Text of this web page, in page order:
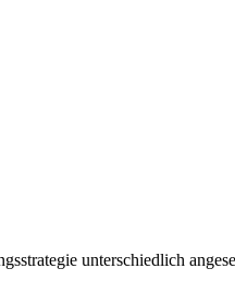
unterschiedlich